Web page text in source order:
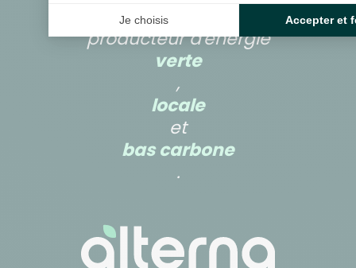
Alterna énergie, fournisseur et
producteur d'énergie
verte
,
locale
et
bas carbone
.
Je choisis Accepter et